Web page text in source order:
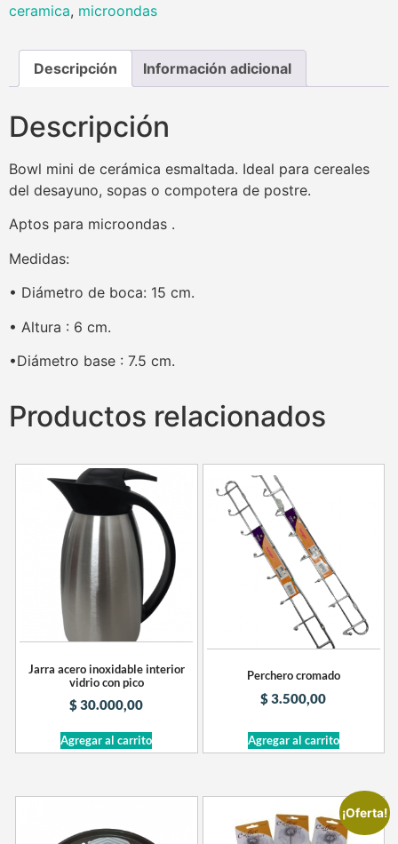
ceramica, microondas
Descripción Información adicional
Descripción
Bowl mini de cerámica esmaltada. Ideal para cereales
del desayuno, sopas o compotera de postre.
Aptos para microondas .
Medidas:
• Diámetro de boca: 15 cm.
• Altura : 6 cm.
•Diámetro base : 7.5 cm.
Productos relacionados
Jarra acero inoxidable interior
vidrio con pico
$30.000,00
Agregar al carrito
Perchero cromado
$3.500,00
Agregar al carrito
¡Oferta!